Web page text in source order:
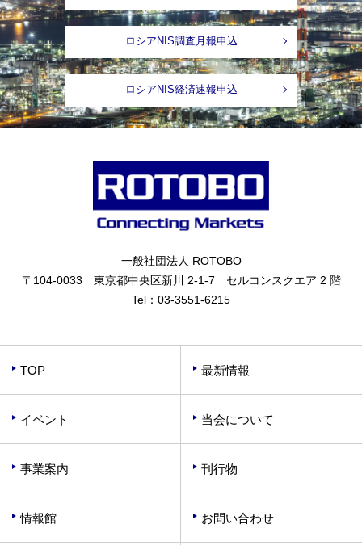
ロシアNIS調査月報申込
ロシアNIS経済速報申込
一般社団法人 ROTOBO
〒104-0033 東京都中央区新川 2-1-7 セルコンスクエア 2 階
Tel： 03-3551-6215
TOP 最新情報
イベント 当会について
事業案内 刊行物
情報館 お問い合わせ